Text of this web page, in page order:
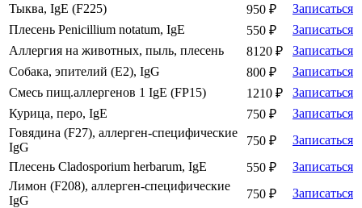
Тыква, IgE (F225)
950 ₽
Записаться
Плесень Penicillium notatum, IgE
550 ₽
Записаться
Аллергия на животных, пыль, плесень
8120 ₽
Записаться
Собака, эпителий (Е2), IgG
800 ₽
Записаться
Смесь пищ.аллергенов 1 IgE (FP15)
1210 ₽
Записаться
Курица, перо, IgE
750 ₽
Записаться
Говядина (F27), аллерген-специфические
IgG
750 ₽
Записаться
Плесень Cladosporium herbarum, IgE
550 ₽
Записаться
Лимон (F208), аллерген-специфические
IgG
750 ₽
Записаться